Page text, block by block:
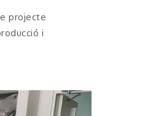
projecte
i